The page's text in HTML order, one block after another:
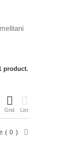
product.
Grid List
Compare ( 0 )